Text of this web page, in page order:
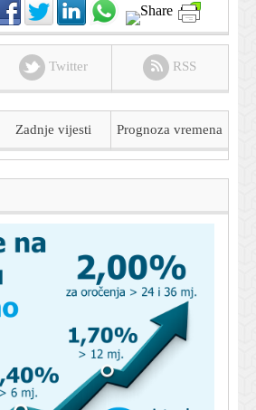
Twitter RSS
Zadnje vijesti Prognoza vremena